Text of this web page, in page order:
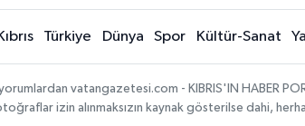
Türkiye Dünya Spor Kültür-Sanat
vatangazetesi.com - KIBRIS'IN HABER
izin alınmaksızın kaynak gösterilse dahi,